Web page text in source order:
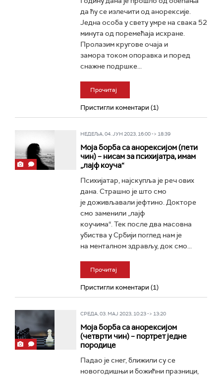
да ћу се излечити од анорексије.
Једна особа у свету умре на свака 52
минута од поремeћаја исхране.
Пролазим кругове очаја и
замора током опоравка и поред
снажне подршке...
Прочитај
Пристигли коментари (1)
НЕДЕЉА, 04. ЈУН 2023, 16:00 -> 18:39
Моја борба са анорексијом (пети
чин) – нисам за психијатра, имам
„лајф коуча“
Психијатар, најскупља је реч ових
дана. Страшно је што смо
је доживљавали јефтино. Докторе
смо заменили „лајф
коучима“. Тек после два масовна
убиства у Србији поглед нам је
на менталном здрављу, док смо...
Прочитај
Пристигли коментари (1)
СРЕДА, 03. МАЈ 2023, 10:23 -> 13:20
Моја борба са анорексијом
(четврти чин) – портрет једне
породице
Падао је снег, ближили су се
новогодишњи и божићни празници,